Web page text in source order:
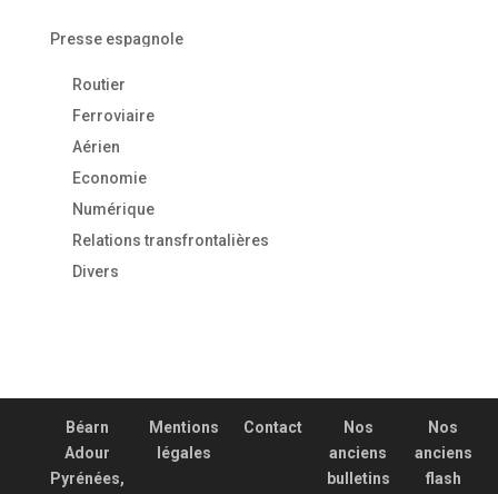
Presse espagnole
Routier
Ferroviaire
Aérien
Economie
Numérique
Relations transfrontalières
Divers
Béarn
Adour
Pyrénées,
Mentions
légales
Contact
Nos
anciens
bulletins
Nos
anciens
flash